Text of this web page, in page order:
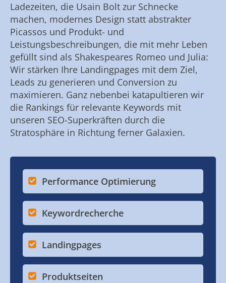
Ladezeiten, die Usain Bolt zur Schnecke
machen, modernes Design statt abstrakter
Picassos und Produkt- und
Leistungsbeschreibungen, die mit mehr Leben
gefüllt sind als Shakespeares Romeo und Julia:
Wir stärken Ihre Landingpages mit dem Ziel,
Leads zu generieren und Conversion zu
maximieren. Ganz nebenbei katapultieren wir
die Rankings für relevante Keywords mit
unseren SEO-Superkräften durch die
Stratosphäre in Richtung ferner Galaxien.
Performance Optimierung
Keywordrecherche
Landingpages
Produktseiten